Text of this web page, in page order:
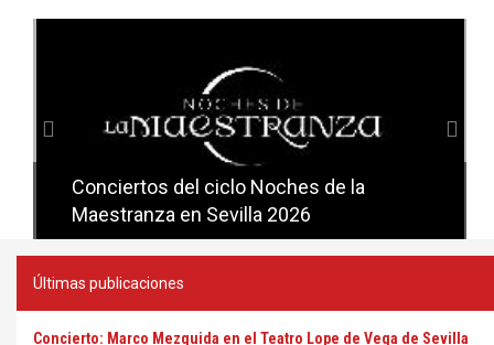
Conciertos del ciclo Noches de la
Maestranza en Sevilla 2026
Conciertos del ciclo Candlelight en
Sevilla
Últimas publicaciones
Concierto: Marco Mezquida en el Teatro Lope de Vega de Sevilla